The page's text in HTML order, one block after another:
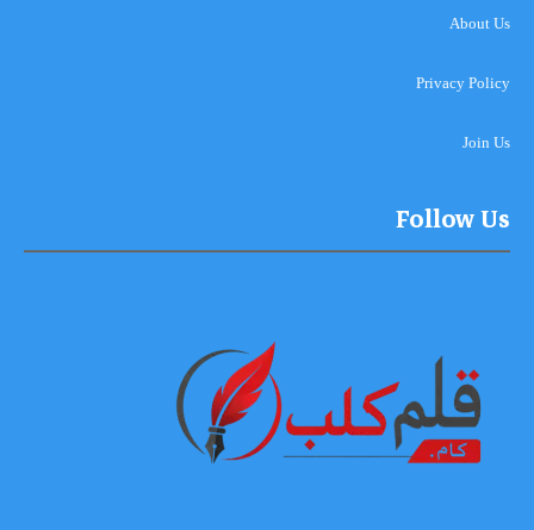
About Us
Privacy Policy
Join Us
Follow Us